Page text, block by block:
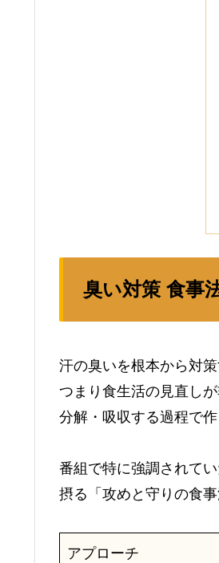
臭い対策 食事
汗の臭いを根本から対
つまり食生活の見直し
分解・吸収する過程で
番組で特に強調されて
摂る「攻めと守りの食
アプローチ